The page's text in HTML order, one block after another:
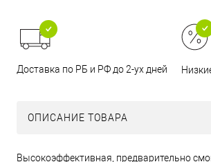
Доставка по РБ и РФ до 2-ух дней
ОПИСАНИЕ ТОВАРА
Высокоэффективная, предварительно